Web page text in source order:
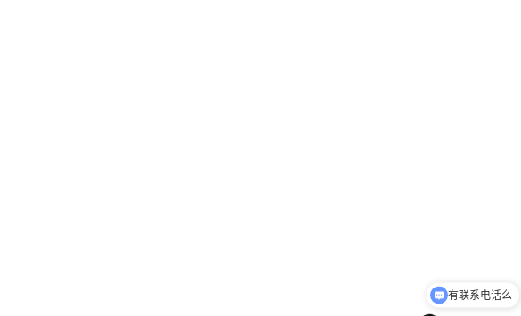
可以介绍下你们的机器人产品么